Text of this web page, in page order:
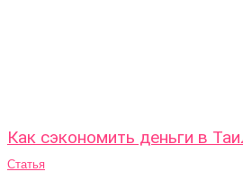
Как сэкономить деньги в
Статья